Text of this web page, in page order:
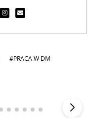
#PRACA W DM